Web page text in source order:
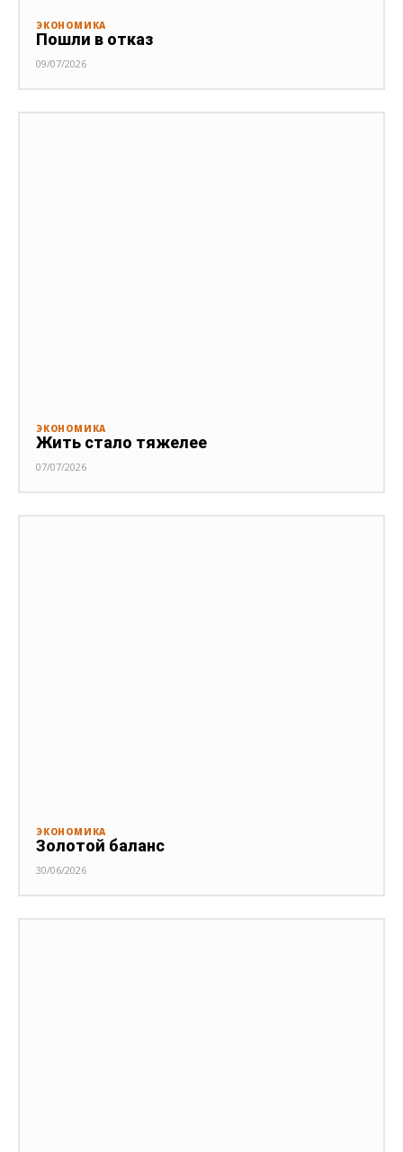
ЭКОНОМИКА
Пошли в отказ
09/07/2026
ЭКОНОМИКА
Жить стало тяжелее
07/07/2026
ЭКОНОМИКА
Золотой баланс
30/06/2026